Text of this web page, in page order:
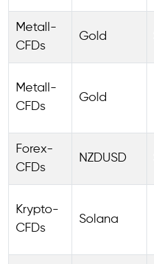
Metall-
CFDs
Gold
Metall-
CFDs
Gold
Forex-
CFDs
NZDUSD
Krypto-
CFDs
Solana